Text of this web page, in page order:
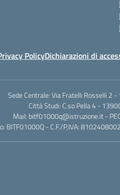
PolicyDichiarazioni di
Sede Centrale: Via Fratelli Rosselli 2
Città Studi: C.so Pella 4 -
Mail: bitf01000q@istruzione.it-
BITF01000Q - C.F./P,IVA: